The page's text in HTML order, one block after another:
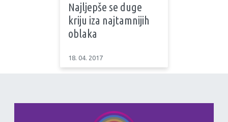
Najljepše se duge
kriju iza najtamnijih
oblaka
18. 04. 2017